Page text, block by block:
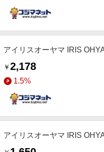
アイリスオーヤマ IRIS
￥2,178
1.5%
アイリスオーヤマ IRIS